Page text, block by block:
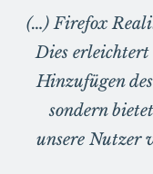
(…) Firefox
Dies
Hinzufügen
sondern
unsere Nutzer